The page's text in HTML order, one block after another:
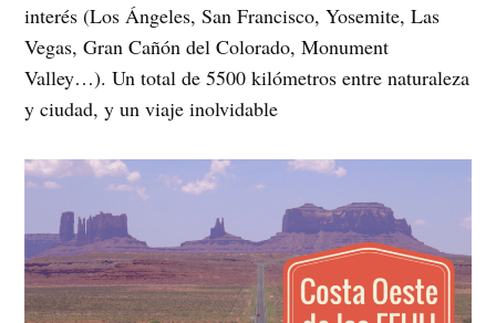
interés (Los Ángeles, San Francisco, Yosemite, Las
Vegas, Gran Cañón del Colorado, Monument
Valley…). Un total de 5500 kilómetros entre naturaleza
y ciudad, y un viaje inolvidable